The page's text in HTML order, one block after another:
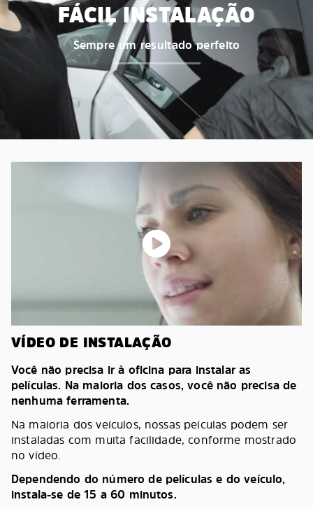
FÁCIL INSTALAÇÃO
Sempre um resultado perfeito
VÍDEO DE INSTALAÇÃO
Você não precisa ir à oficina para instalar as
películas. Na maioria dos casos, você não precisa de
nenhuma ferramenta.
Na maioria dos veículos, nossas peículas podem ser
instaladas com muita facilidade, conforme mostrado
no vídeo.
Dependendo do número de películas e do veículo,
instala-se de 15 a 60 minutos.